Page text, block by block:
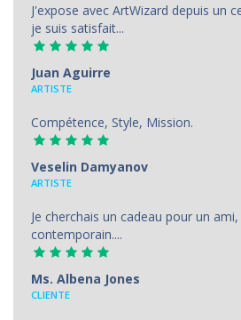
J'expose avec ArtWizard depuis un
je suis satisfait...
Juan Aguirre
АRTISTE
Compétence, Style, Mission.
Veselin Damyanov
ARTISTE
Je cherchais un cadeau pour un
contemporain....
Ms. Albena Jones
CLIENTE